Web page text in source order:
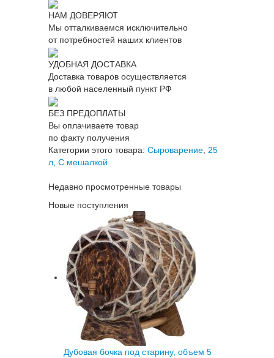
НАМ ДОВЕРЯЮТ
Мы отталкиваемся исключительно
от потребностей наших клиентов
УДОБНАЯ ДОСТАВКА
Доставка товаров осуществляется
в любой населенный пункт РФ
БЕЗ ПРЕДОПЛАТЫ
Вы оплачиваете товар
по факту получения
Категории этого товара: Сыроварение 25
л С мешалкой
Недавно просмотренные товары
Новые поступления
Дубовая бочка под старину, объем 5